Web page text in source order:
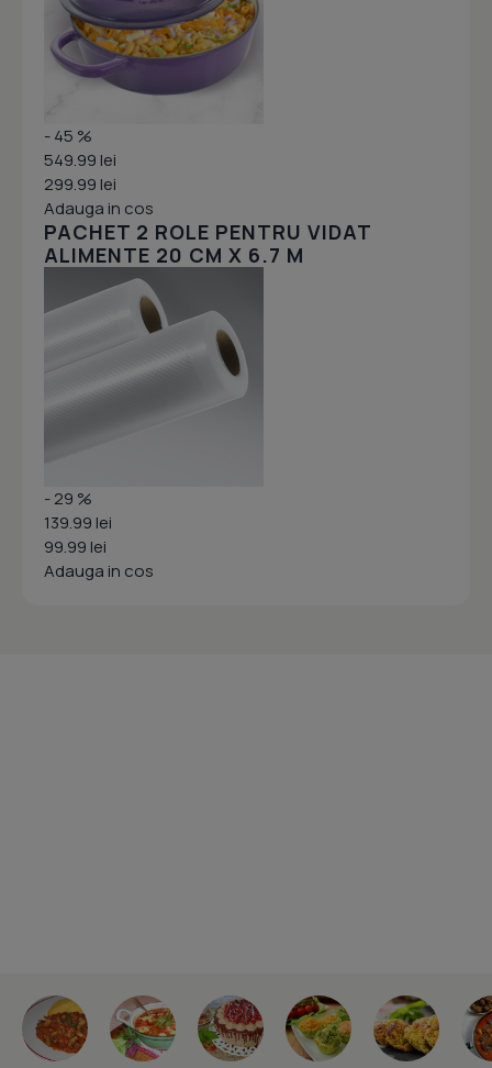
- 45 %
549.99 lei
299.99 lei
Adauga in cos
PACHET 2 ROLE PENTRU VIDAT
ALIMENTE 20 CM X 6.7 M
- 29 %
139.99 lei
99.99 lei
Adauga in cos